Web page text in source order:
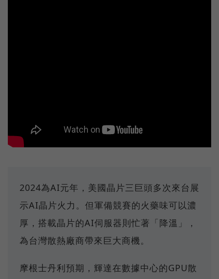
2024為AI元年，美國晶片三巨頭多次來台展
示AI晶片火力。但軍備競賽的火藥味可以濃
厚，搭載晶片的AI伺服器則忙著「降溫」，
為台灣散熱廠商帶來巨大商機。
摩根士丹利預期，輝達在數據中心的GPU散